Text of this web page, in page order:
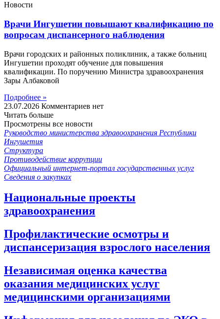
Новости
Врачи Ингушетии повышают квалификацию по
вопросам диспансерного наблюдения
Врачи городских и районных поликлиник, а также больниц
Ингушетии проходят обучение для повышения
квалификации. По поручению Министра здравоохранения
Зары Албаковой
Подробнее »
23.07.2026 Комментариев нет
Читать больше
Просмотрены все новости
Руководство министерства здравоохранения Республики
Ингушетия
Структура
Противодействие коррупции
Официальный интернет-портал государственных услуг
Сведения о закупках
Национальные проекты
здравоохранения
Профилактические осмотры и
диспансеризация взрослого населения
Независимая оценка качества
оказания медицинских услуг
медицинскими организациями